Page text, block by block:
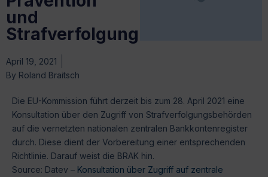
und
Strafverfolgung
April 19, 2021
By Roland Braitsch
Die EU-Kommission führt derzeit bis zum 28. April 2021 eine
Konsultation über den Zugriff von Strafverfolgungsbehörden
auf die vernetzten nationalen zentralen Bankkontenregister
durch. Diese dient der Vorbereitung einer entsprechenden
Richtlinie. Darauf weist die BRAK hin.
Source: Datev – Konsultation über Zugriff auf zentrale